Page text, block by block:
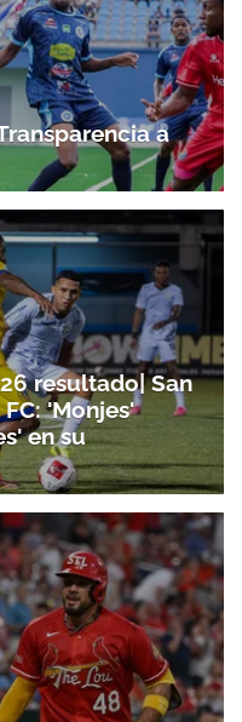
nuestro boletín.
ACEPTAR
a
resultado| San
'Monjes'
en su